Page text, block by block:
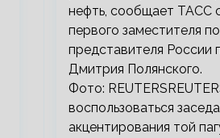
нефть, сообщает ТАСС
первого заместителя
представителя
Дмитрия Полянского.
Фото:
воспользоваться
акцентирования той